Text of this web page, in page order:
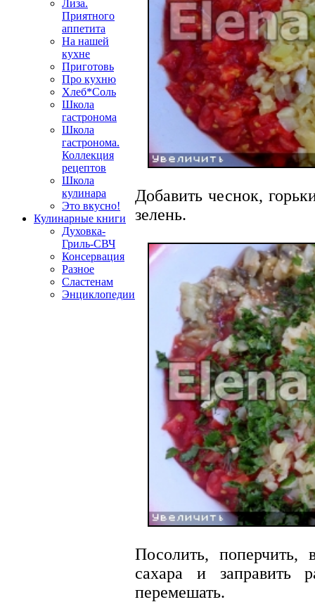
Лиза.
Приятного
аппетита
На нашей
кухне
Приготовь
Про кухню
Хлеб*Соль
Школа
гастронома
Школа
гастронома.
Коллекция
рецептов
Школа
кулинара
Это вкусно!
Кулинарные книги
Духовка-
Гриль-СВЧ
Консервация
Разное
Сластенам
Энциклопедии
Добавить чеснок,
зелень.
Посолить, поперчить,
сахара и заправить
перемешать.